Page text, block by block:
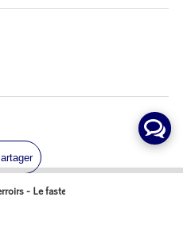
- Le faste de la cuisine française au